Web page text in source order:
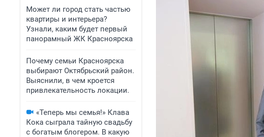
Может ли город стать частью
квартиры и интерьера?
Узнали, каким будет первый
панорамный ЖК Красноярска
Почему семьи Красноярска
выбирают Октябрьский район.
Выяснили, в чем кроется
привлекательность локации.
«Теперь мы семья!» Клава
Кока сыграла тайную свадьбу
с богатым блогером. В какую